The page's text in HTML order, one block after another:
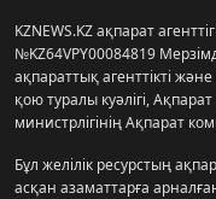
KZNEWS.KZ ақпарат
№KZ64VPY00084819
ақпараттық агенттікті
қою туралы куәлігі,
министрлігінің Ақпарат
Бұл желілік ресурстың
асқан азаматтарға